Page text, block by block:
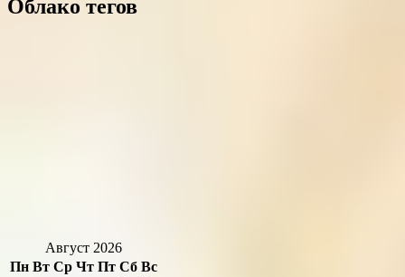
Облако тегов
Август 2026
Пн Вт Ср Чт Пт Сб Вс